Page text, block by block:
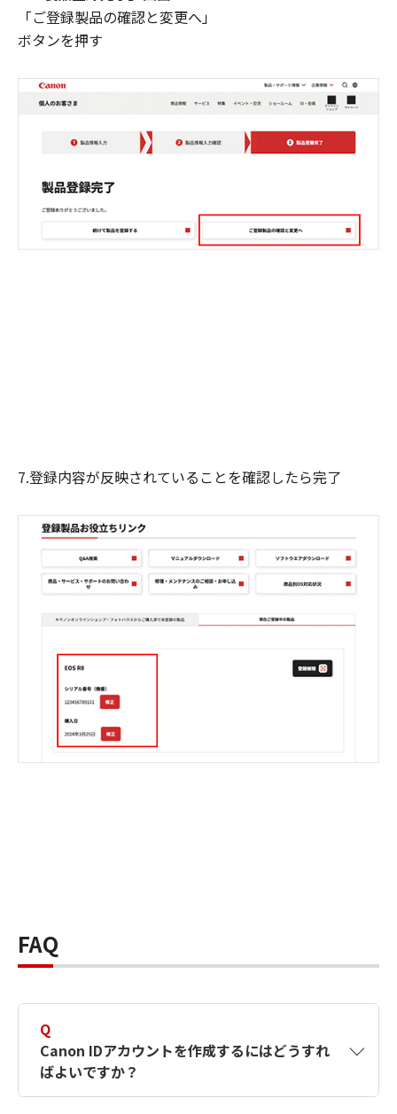
「ご登録製品の確認と変更へ」
ボタンを押す
7.登録内容が反映されていることを確認したら完了
FAQ
Q
Canon IDアカウントを作成するにはどうすれ
ばよいですか？